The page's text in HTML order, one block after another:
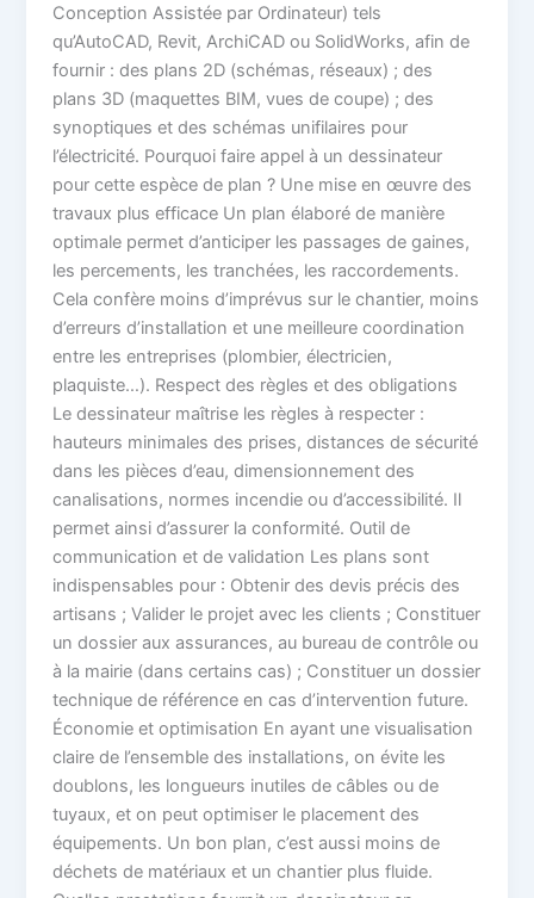
Conception Assistée par Ordinateur) tels
qu’AutoCAD, Revit, ArchiCAD ou SolidWorks, afin de
fournir : des plans 2D (schémas, réseaux) ; des
plans 3D (maquettes BIM, vues de coupe) ; des
synoptiques et des schémas unifilaires pour
l’électricité. Pourquoi faire appel à un dessinateur
pour cette espèce de plan ? Une mise en œuvre des
travaux plus efficace Un plan élaboré de manière
optimale permet d’anticiper les passages de gaines,
les percements, les tranchées, les raccordements.
Cela confère moins d’imprévus sur le chantier, moins
d’erreurs d’installation et une meilleure coordination
entre les entreprises (plombier, électricien,
plaquiste…). Respect des règles et des obligations
Le dessinateur maîtrise les règles à respecter :
hauteurs minimales des prises, distances de sécurité
dans les pièces d’eau, dimensionnement des
canalisations, normes incendie ou d’accessibilité. Il
permet ainsi d’assurer la conformité. Outil de
communication et de validation Les plans sont
indispensables pour : Obtenir des devis précis des
artisans ; Valider le projet avec les clients ; Constituer
un dossier aux assurances, au bureau de contrôle ou
à la mairie (dans certains cas) ; Constituer un dossier
technique de référence en cas d’intervention future.
Économie et optimisation En ayant une visualisation
claire de l’ensemble des installations, on évite les
doublons, les longueurs inutiles de câbles ou de
tuyaux, et on peut optimiser le placement des
équipements. Un bon plan, c’est aussi moins de
déchets de matériaux et un chantier plus fluide.